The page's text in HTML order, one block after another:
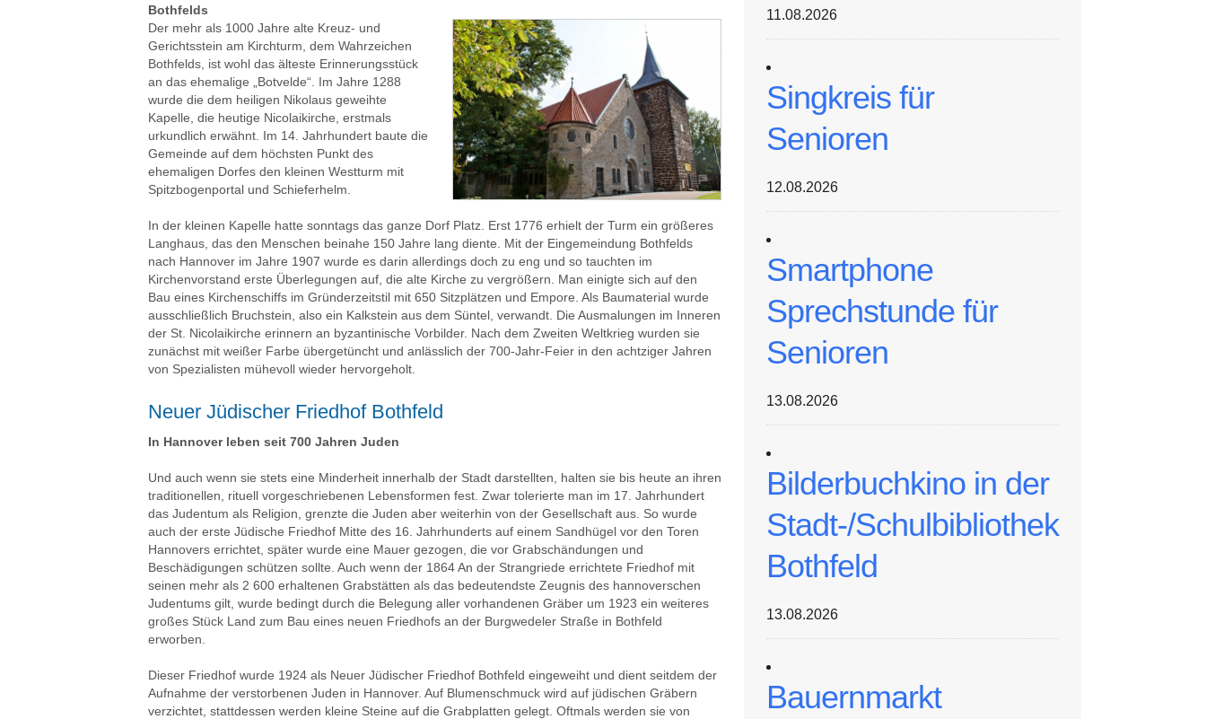
Bothfelds
Der mehr als 1000 Jahre alte Kreuz- und
Gerichtsstein am Kirchturm, dem Wahrzeichen
Bothfelds, ist wohl das älteste Erinnerungsstück
an das ehemalige „Botvelde“. Im Jahre 1288
wurde die dem heiligen Nikolaus geweihte
Kapelle, die heutige Nicolaikirche, erstmals
urkundlich erwähnt. Im 14. Jahrhundert baute die
Gemeinde auf dem höchsten Punkt des
ehemaligen Dorfes den kleinen Westturm mit
Spitzbogenportal und Schieferhelm.
In der kleinen Kapelle hatte sonntags das ganze Dorf Platz. Erst 1776 erhielt der Turm ein größeres
Langhaus, das den Menschen beinahe 150 Jahre lang diente. Mit der Eingemeindung Bothfelds
nach Hannover im Jahre 1907 wurde es darin allerdings doch zu eng und so tauchten im
Kirchenvorstand erste Überlegungen auf, die alte Kirche zu vergrößern. Man einigte sich auf den
Bau eines Kirchenschiffs im Gründerzeitstil mit 650 Sitzplätzen und Empore. Als Baumaterial wurde
ausschließlich Bruchstein, also ein Kalkstein aus dem Süntel, verwandt. Die Ausmalungen im Inneren
der St. Nicolaikirche erinnern an byzantinische Vorbilder. Nach dem Zweiten Weltkrieg wurden sie
zunächst mit weißer Farbe übergetüncht und anlässlich der 700-Jahr-Feier in den achtziger Jahren
von Spezialisten mühevoll wieder hervorgeholt.
Neuer Jüdischer Friedhof Bothfeld
In Hannover leben seit 700 Jahren Juden
Und auch wenn sie stets eine Minderheit innerhalb der Stadt darstellten, halten sie bis heute an ihren
traditionellen, rituell vorgeschriebenen Lebensformen fest. Zwar tolerierte man im 17. Jahrhundert
das Judentum als Religion, grenzte die Juden aber weiterhin von der Gesellschaft aus. So wurde
auch der erste Jüdische Friedhof Mitte des 16. Jahrhunderts auf einem Sandhügel vor den Toren
Hannovers errichtet, später wurde eine Mauer gezogen, die vor Grabschändungen und
Beschädigungen schützen sollte. Auch wenn der 1864 An der Strangriede errichtete Friedhof mit
seinen mehr als 2 600 erhaltenen Grabstätten als das bedeutendste Zeugnis des hannoverschen
Judentums gilt, wurde bedingt durch die Belegung aller vorhandenen Gräber um 1923 ein weiteres
großes Stück Land zum Bau eines neuen Friedhofs an der Burgwedeler Straße in Bothfeld
erworben.
Dieser Friedhof wurde 1924 als Neuer Jüdischer Friedhof Bothfeld eingeweiht und dient seitdem der
Aufnahme der verstorbenen Juden in Hannover. Auf Blumenschmuck wird auf jüdischen Gräbern
verzichtet, stattdessen werden kleine Steine auf die Grabplatten gelegt. Oftmals werden sie von
11.08.2026
Singkreis für
Senioren
12.08.2026
Smartphone
Sprechstunde für
Senioren
13.08.2026
Bilderbuchkino in der
Stadt-/Schulbibliothek
Bothfeld
13.08.2026
Bauernmarkt